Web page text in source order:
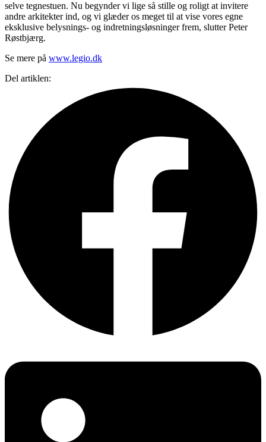
selve tegnestuen. Nu begynder vi lige så stille og roligt at invitere
andre arkitekter ind, og vi glæder os meget til at vise vores egne
eksklusive belysnings- og indretningsløsninger frem, slutter Peter
Røstbjærg.
Se mere på www.legio.dk
Del artiklen: